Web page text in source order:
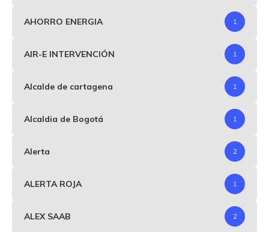
AHORRO ENERGIA 1
AIR-E INTERVENCIÓN 1
Alcalde de cartagena 1
Alcaldia de Bogotá 1
Alerta 2
ALERTA ROJA 1
ALEX SAAB 2